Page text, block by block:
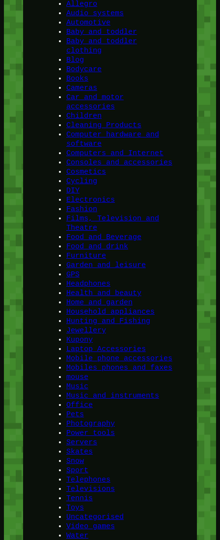
Allegro
Audio systems
Automotive
Baby and toddler
Baby and toddler
clothing
Blog
Bodycare
Books
Cameras
Car and motor
accessories
Children
Cleaning Products
Computer hardware and
software
Computers and Internet
Consoles and accessories
Cosmetics
Cycling
DIY
Electronics
Fashion
Films, Television and
Theatre
Food and Beverage
Food and drink
Furniture
Garden and leisure
GPS
Headphones
Health and beauty
Home and garden
Household appliances
Hunting and Fishing
Jewellery
Kupony
Laptop Accessories
Mobile phone accessories
Mobiles phones and faxes
mouse
Music
Music and instruments
Office
Pets
Photography
Power tools
Servers
Skates
Snow
Sport
Telephones
Televisions
Tennis
Toys
Uncategorised
Video games
Water